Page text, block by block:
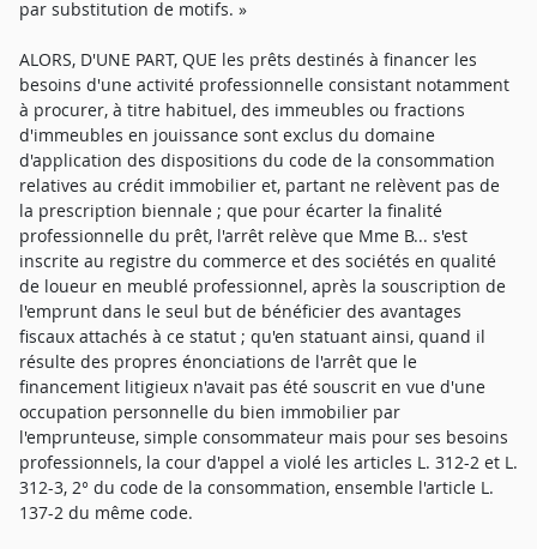
par substitution de motifs. »
ALORS, D'UNE PART, QUE les prêts destinés à financer les
besoins d'une activité professionnelle consistant notamment
à procurer, à titre habituel, des immeubles ou fractions
d'immeubles en jouissance sont exclus du domaine
d'application des dispositions du code de la consommation
relatives au crédit immobilier et, partant ne relèvent pas de
la prescription biennale ; que pour écarter la finalité
professionnelle du prêt, l'arrêt relève que Mme B... s'est
inscrite au registre du commerce et des sociétés en qualité
de loueur en meublé professionnel, après la souscription de
l'emprunt dans le seul but de bénéficier des avantages
fiscaux attachés à ce statut ; qu'en statuant ainsi, quand il
résulte des propres énonciations de l'arrêt que le
financement litigieux n'avait pas été souscrit en vue d'une
occupation personnelle du bien immobilier par
l'emprunteuse, simple consommateur mais pour ses besoins
professionnels, la cour d'appel a violé les articles L. 312-2 et L.
312-3, 2° du code de la consommation, ensemble l'article L.
137-2 du même code.